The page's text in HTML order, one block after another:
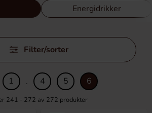
Energidrikker
Filter/sorter
1 . 4 5 6
241 - 272 av 272 produkter